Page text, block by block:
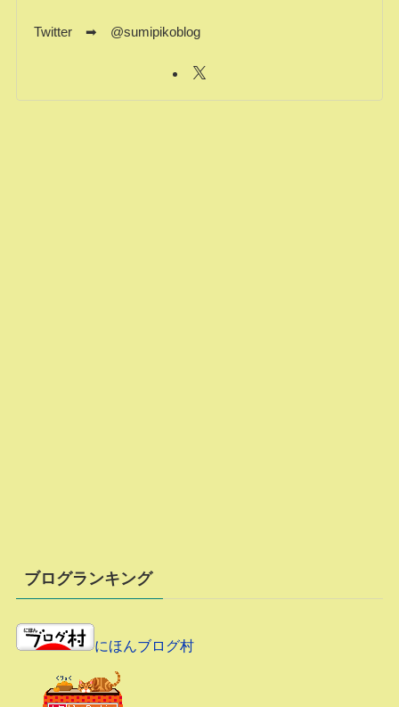
Twitter ➡ @sumipikoblog
ブログランキング
にほんブログ村